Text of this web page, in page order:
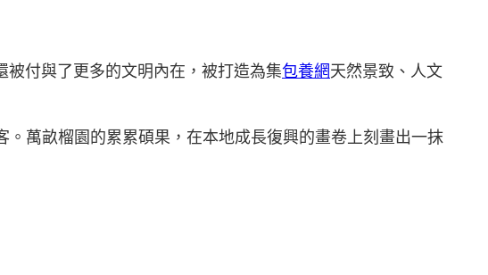
被付與了更多的文明內在，被打造為集包養網天然景致、人文
萬畝榴園的累累碩果，在本地成長復興的畫卷上刻畫出一抹